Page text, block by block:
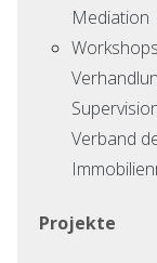
Mediation
Verband
Projekte